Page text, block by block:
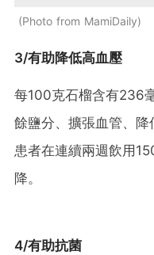
Photo from MamiDaily
3/有助降低高血壓
每100克石榴含有236
餘鹽分、擴張血管、
患者在連續兩週飲用
降。
4/有助抗菌